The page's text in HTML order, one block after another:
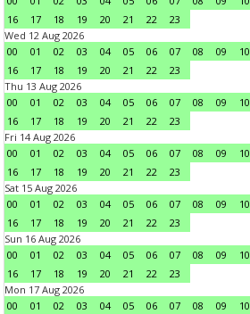
16
17 18 19 20 21 22
23
Wed 12 Aug 2026
00
01 02 03 04 05 06 07 08 09 10
16
17 18 19 20 21 22
23
Thu 13 Aug 2026
00
01 02 03 04 05 06 07 08 09 10
16
17 18 19 20 21 22
23
Fri 14 Aug 2026
00
01 02 03 04 05 06 07 08 09 10
16
17 18 19 20 21 22
23
Sat 15 Aug 2026
00
01 02 03 04 05 06 07 08 09 10
16
17 18 19 20 21 22
23
Sun 16 Aug 2026
00
01 02 03 04 05 06 07 08 09 10
16
17 18 19 20 21 22
23
Mon 17 Aug 2026
00
01 02 03 04 05 06 07 08 09 10